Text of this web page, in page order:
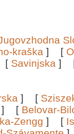
kraška ] [
[ Savinjska ]
] [
] [ Belovar-
Zengg ] [